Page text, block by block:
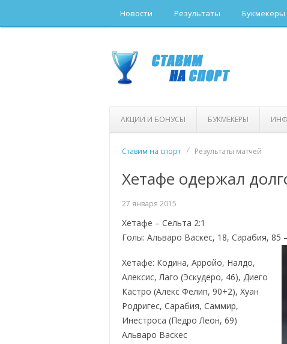
Новости Результаты Букмекеры
АКЦИИ И БОНУСЫ БУКМЕКЕРЫ
Ставим на спорт Результаты матчей
Хетафе одержал
27 января 2015
Хетафе – Сельта 2:1
Голы: Альваро Васкес, 18, Сарабия, 85
Хетафе: Кодина, Арройо, Налдо,
Алексис, Лаго (Эскудеро, 46), Диего
Кастро (Алекс Фелип, 90+2), Хуан
Родригес, Сарабия, Саммир,
Инестроса (Педро Леон, 69)
Альваро Васкес